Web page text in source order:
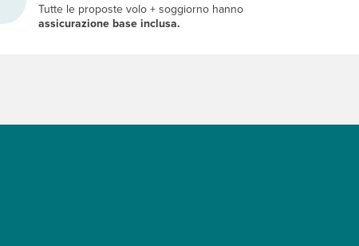
Tutte le proposte volo + soggiorno hanno
assicurazione base inclusa.